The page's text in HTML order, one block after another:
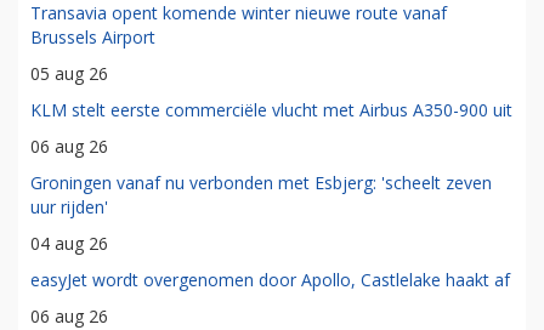
Transavia opent komende winter nieuwe route vanaf
Brussels Airport
05 aug 26
KLM stelt eerste commerciële vlucht met Airbus A350-900 uit
06 aug 26
Groningen vanaf nu verbonden met Esbjerg: 'scheelt zeven
uur rijden'
04 aug 26
easyJet wordt overgenomen door Apollo, Castlelake haakt af
06 aug 26